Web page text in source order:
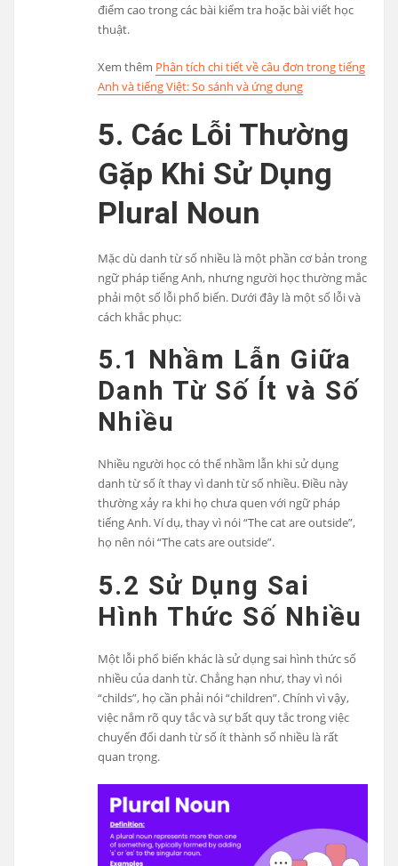
điểm cao trong các bài kiểm tra hoặc bài viết học
thuật.
Xem thêm Phân tích chi tiết về câu đơn trong tiếng
Anh và tiếng Việt: So sánh và ứng dụng
5. Các Lỗi Thường
Gặp Khi Sử Dụng
Plural Noun
Mặc dù danh từ số nhiều là một phần cơ bản trong
ngữ pháp tiếng Anh, nhưng người học thường mắc
phải một số lỗi phổ biến. Dưới đây là một số lỗi và
cách khắc phục:
5.1 Nhầm Lẫn Giữa
Danh Từ Số Ít và Số
Nhiều
Nhiều người học có thể nhầm lẫn khi sử dụng
danh từ số ít thay vì danh từ số nhiều. Điều này
thường xảy ra khi họ chưa quen với ngữ pháp
tiếng Anh. Ví dụ, thay vì nói “The cat are outside”,
họ nên nói “The cats are outside”.
5.2 Sử Dụng Sai
Hình Thức Số Nhiều
Một lỗi phổ biến khác là sử dụng sai hình thức số
nhiều của danh từ. Chẳng hạn như, thay vì nói
“childs”, họ cần phải nói “children”. Chính vì vậy,
việc nắm rõ quy tắc và sự bất quy tắc trong việc
chuyển đổi danh từ số ít thành số nhiều là rất
quan trọng.